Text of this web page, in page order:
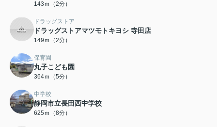
143ｍ（2分）
ドラッグストア
ドラッグストアマツモトキヨシ 寺田店
149ｍ（2分）
保育園
丸子こども園
364ｍ（5分）
中学校
静岡市立長田西中学校
625ｍ（8分）